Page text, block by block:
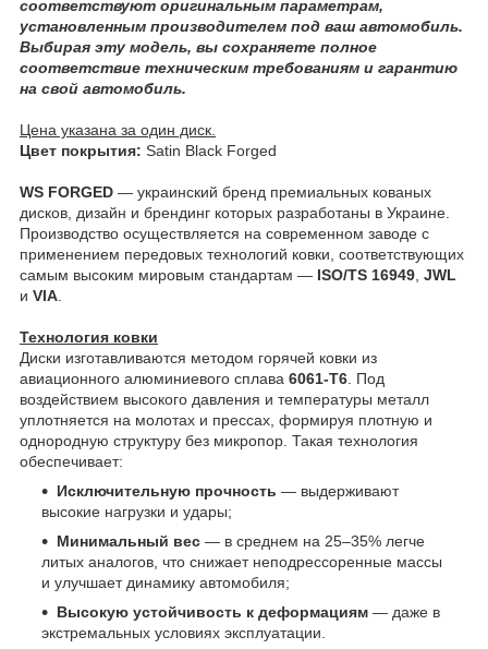
соответствуют оригинальным параметрам,
установленным производителем под ваш автомобиль.
Выбирая эту модель, вы сохраняете полное
соответствие техническим требованиям и гарантию
на свой автомобиль.
Цена указана за один диск.
Цвет покрытия: Satin Black Forged
WS FORGED — украинский бренд премиальных кованых
дисков, дизайн и брендинг которых разработаны в Украине.
Производство осуществляется на современном заводе с
применением передовых технологий ковки, соответствующих
самым высоким мировым стандартам — ISO/TS 16949 JWL
и VIA
Технология ковки
Диски изготавливаются методом горячей ковки из
авиационного алюминиевого сплава 6061-T6 . Под
воздействием высокого давления и температуры металл
уплотняется на молотах и прессах, формируя плотную и
однородную структуру без микропор. Такая технология
обеспечивает:
Исключительную прочность — выдерживают
высокие нагрузки и удары;
Минимальный вес — в среднем на 25–35% легче
литых аналогов, что снижает неподрессоренные массы
и улучшает динамику автомобиля;
Высокую устойчивость к деформациям — даже в
экстремальных условиях эксплуатации.